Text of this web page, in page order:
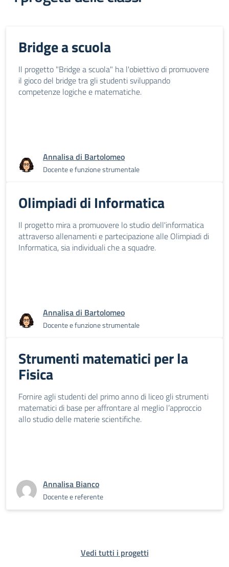
Bridge a scuola
Il progetto "Bridge a scuola" ha l'obiettivo di promuovere
il gioco del bridge tra gli studenti sviluppando
competenze logiche e matematiche.
Annalisa di Bartolomeo
Docente e funzione strumentale
Olimpiadi di Informatica
Il progetto mira a promuovere lo studio dell'informatica
attraverso allenamenti e partecipazione alle Olimpiadi di
Informatica, sia individuali che a squadre.
Annalisa di Bartolomeo
Docente e funzione strumentale
Strumenti matematici per la
Fisica
Fornire agli studenti del primo anno di liceo gli strumenti
matematici di base per affrontare al meglio l’approccio
allo studio delle materie scientifiche.
Annalisa Bianco
Docente e referente
Vedi tutti i progetti